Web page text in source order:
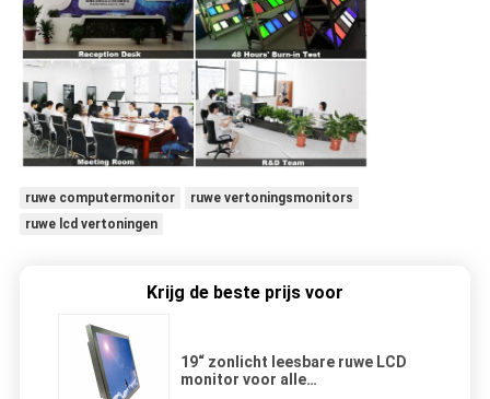
ruwe computermonitor
ruwe vertoningsmonitors
ruwe lcd vertoningen
Krijg de beste prijs voor
19“ zonlicht leesbare ruwe LCD
monitor voor alle